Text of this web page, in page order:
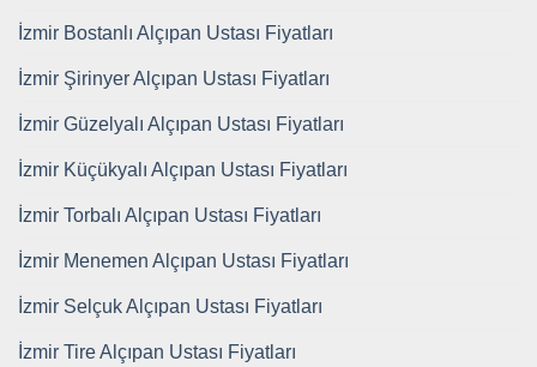
İzmir Bostanlı Alçıpan Ustası Fiyatları
İzmir Şirinyer Alçıpan Ustası Fiyatları
İzmir Güzelyalı Alçıpan Ustası Fiyatları
İzmir Küçükyalı Alçıpan Ustası Fiyatları
İzmir Torbalı Alçıpan Ustası Fiyatları
İzmir Menemen Alçıpan Ustası Fiyatları
İzmir Selçuk Alçıpan Ustası Fiyatları
İzmir Tire Alçıpan Ustası Fiyatları